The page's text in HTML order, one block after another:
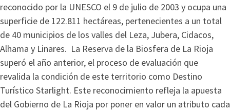
reconocido por la UNESCO el 9 de julio de 2003 y ocupa una
superficie de 122.811 hectáreas, pertenecientes a un total
de 40 municipios de los valles del Leza, Jubera, Cidacos,
Alhama y Linares. La Reserva de la Biosfera de La Rioja
superó el año anterior, el proceso de evaluación que
revalida la condición de este territorio como Destino
Turístico Starlight. Este reconocimiento refleja la apuesta
del Gobierno de La Rioja por poner en valor un atributo cada